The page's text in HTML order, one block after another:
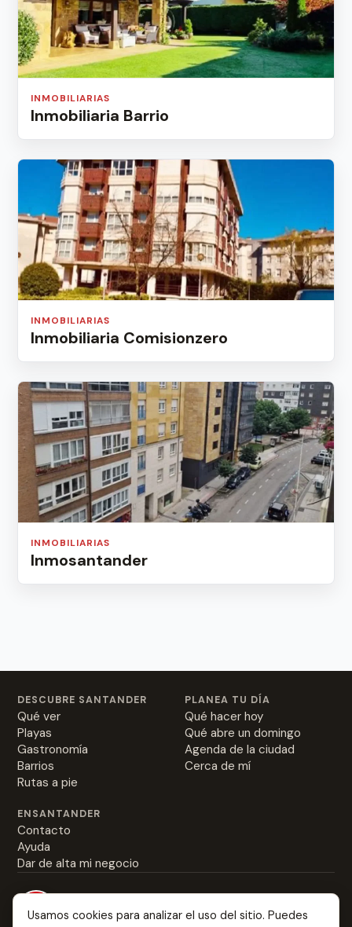
INMOBILIARIAS
Inmobiliaria Barrio
INMOBILIARIAS
Inmobiliaria Comisionzero
INMOBILIARIAS
Inmosantander
DESCUBRE SANTANDER
Qué ver
Playas
Gastronomía
Barrios
Rutas a pie
PLANEA TU DÍA
Qué hacer hoy
Qué abre un domingo
Agenda de la ciudad
Cerca de mí
ENSANTANDER
Contacto
Ayuda
Dar de alta mi negocio
Usamos cookies para analizar el uso del sitio. Puedes